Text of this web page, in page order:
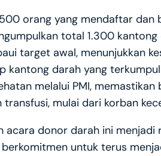
orang yang mendaftar dan
total 1.300
target awal, menunjukkan
kantong darah yang
melalui PMI,
transfusi, mulai dari korban
acara donor darah ini
untuk terus